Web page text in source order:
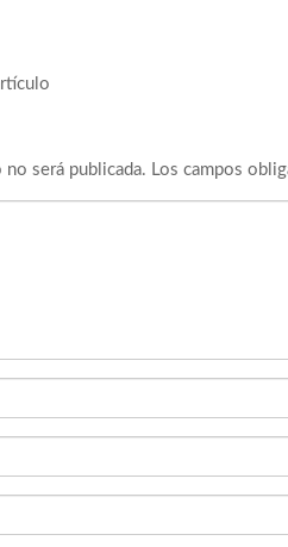
no será publicada. Los campos